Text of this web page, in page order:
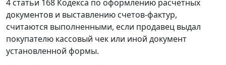
4 статьи 168 Кодекса по оформлению расчетных
документов и выставлению счетов-фактур,
считаются выполненными, если продавец выдал
покупателю кассовый чек или иной документ
установленной формы.